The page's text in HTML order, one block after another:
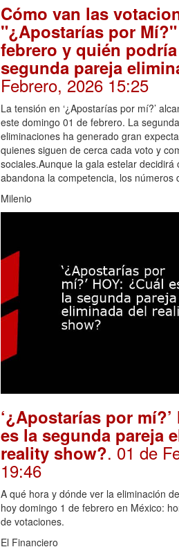
Cómo van las
"¿Apostarías por
febrero y quién
segunda pareja
Febrero, 2026 15:25
La tensión en ‘¿Apostarías por mí?’
este domingo 01 de febrero. La
eliminaciones ha generado gran
quienes siguen de cerca cada voto y
sociales.Aunque la gala estelar decidirá
abandona la competencia, los números
Milenio
‘¿Apostarías por mí?’
es la segunda pareja
reality show?. 01 de
19:46
A qué hora y dónde ver la eliminación
hoy domingo 1 de febrero en México:
de votaciones.
El Financiero